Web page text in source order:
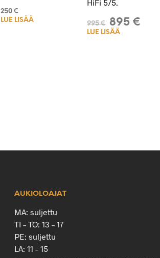
250 €
LUE LISÄÄ
HiFi 5/5.
995€ 895 €
LUE LISÄÄ
AUKIOLOAJAT
MA: suljettu
TI – TO: 13 – 17
PE: suljettu
LA: 11 – 15